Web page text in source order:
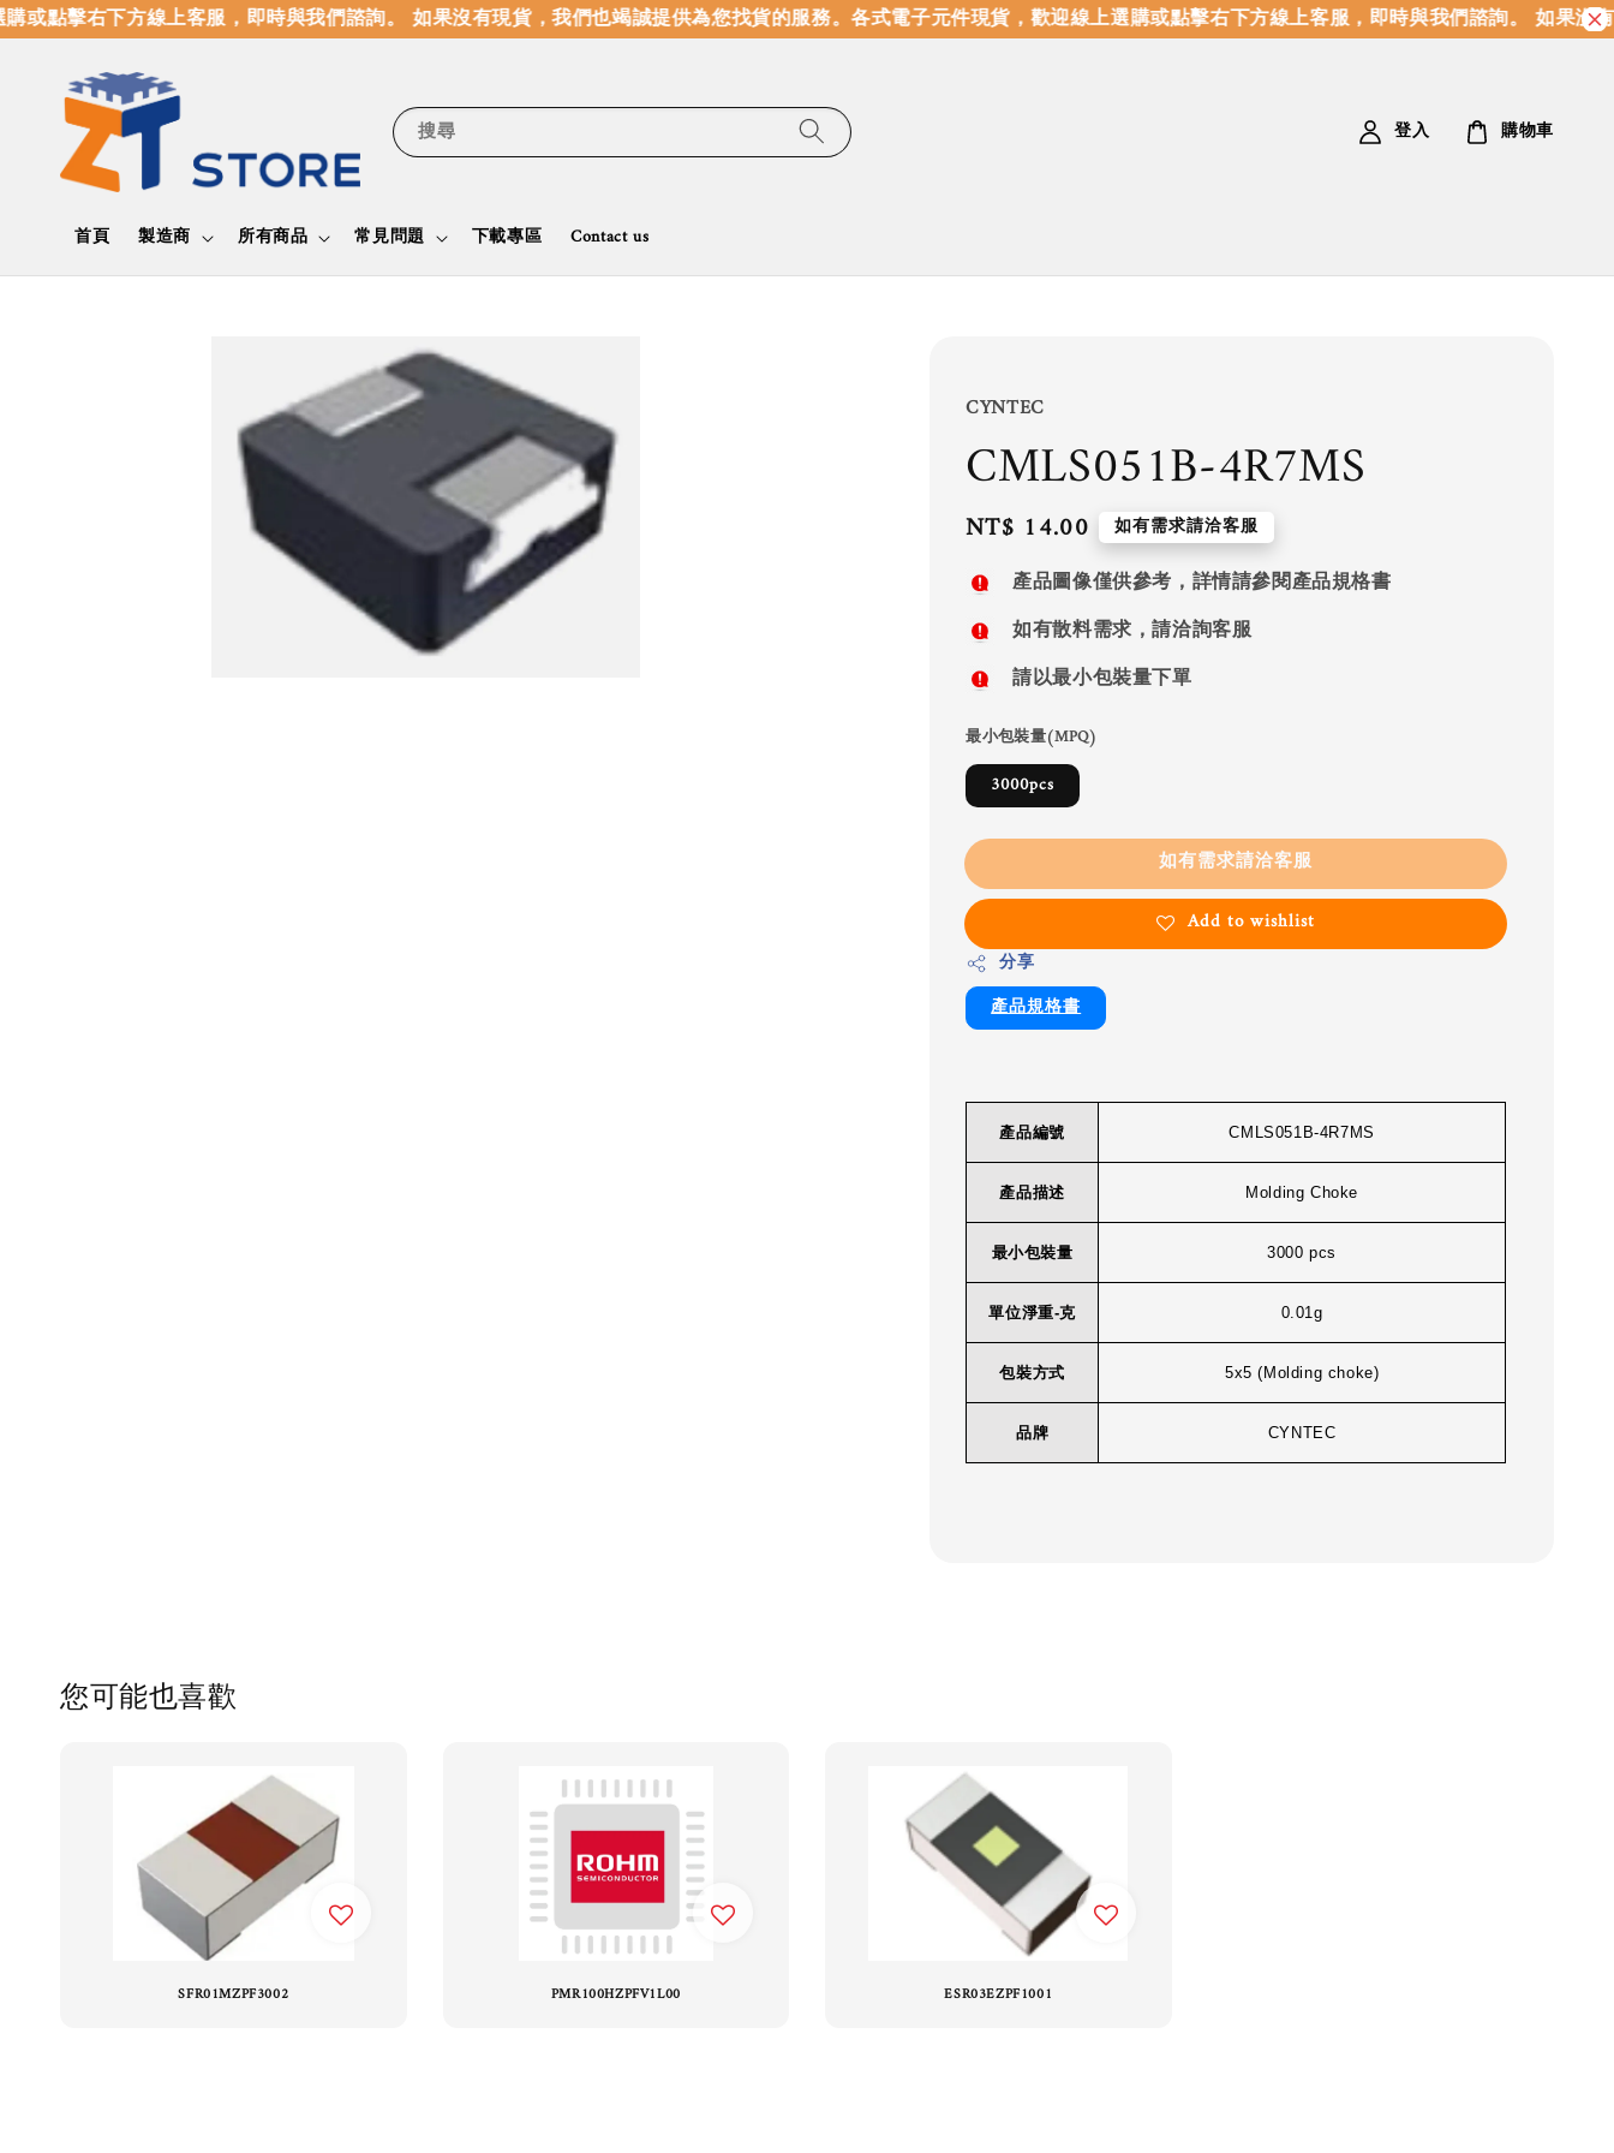
點擊右下方線上客服，即時與我們諮詢。 如果沒有現貨，我們也竭誠提供為您找貨的服務。各式電子元件現貨，歡迎線上選購或點擊右下方線上客服，即時與我們諮詢。 如果沒有
搜尋
首頁 製造商 所有商品 常見問題 下載專區 Contact us
登入 購物車
CYNTEC
CMLS051B-4R7MS
Regular
price
NT$ 14.00 如有需求請洽客服
產品圖像僅供參考，詳情請參閱產品規格書
如有散料需求，請洽詢客服
請以最小包裝量下單
最小包裝量(MPQ)
3000pcs
如有需求請洽客服
Add to wishlist
分享
產品規格書
產品編號 CMLS051B-4R7MS
產品描述 Molding Choke
最小包裝量 3000 pcs
單位淨重-克 0.01g
包裝方式 5x5 (Molding choke)
品牌 CYNTEC
您可能也喜歡
SFR01MZPF3002 PMR100HZPFV1L00 ESR03EZPF1001